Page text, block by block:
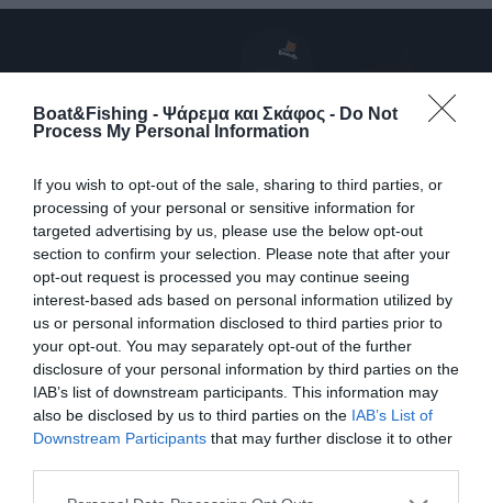
Boat&Fishing - Ψάρεμα και Σκάφος - Do Not
Process My Personal Information
If you wish to opt-out of the sale, sharing to third parties, or
processing of your personal or sensitive information for
targeted advertising by us, please use the below opt-out
section to confirm your selection. Please note that after your
opt-out request is processed you may continue seeing
interest-based ads based on personal information utilized by
us or personal information disclosed to third parties prior to
your opt-out. You may separately opt-out of the further
disclosure of your personal information by third parties on the
IAB’s list of downstream participants. This information may
also be disclosed by us to third parties on the IAB’s List of
Downstream Participants that may further disclose it to other
Ψάρεμα ανάμεσα στα Καΐκια και Πέρα
από τα Ρεμέτζα
Είναι γνωστό ότι όλοι οι ψαράδες ανυπομονούν να έρθει το
Φθινόπωρο. Η εποχή που σηματοδοτεί το τέλος του
καλοκαιριού και γεννά ατελείωτες ψαρευτικές προσδοκίες. Οι
μόλοι και τα αλιευτικά καταφύγια έχουν αδειάσει από την
πολυκοσμία και εμείς θα μπορέσουμε να εκμεταλλευτούμε